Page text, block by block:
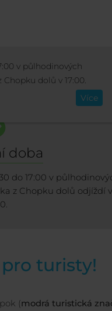
STŘEDISKU
doba
do 17:00 v
z Chopku dolů odjíždí v
turisty!
(modrá turistická
v půlhodinových
dolů v 17:00.
Více